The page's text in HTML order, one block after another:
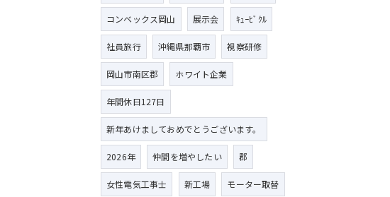
コンベックス岡山 展示会 ｷｭｰﾋﾞｸﾙ
社員旅行 沖縄県那覇市 視察研修
岡山市南区郡 ホワイト企業
年間休日127日
新年あけましておめでとうございます。
2026年 仲間を増やしたい 郡
女性電気工事士 新工場 モーター取替